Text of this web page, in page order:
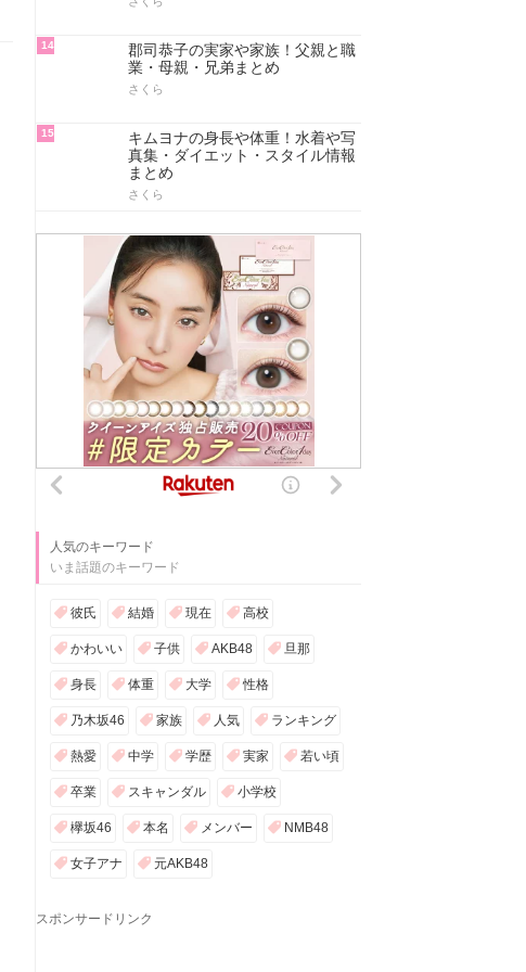
14
郡司恭子の実家や家族！父親と職
業・母親・兄弟まとめ
さくら
15
キムヨナの身長や体重！水着や写
真集・ダイエット・スタイル情報
まとめ
さくら
人気のキーワード
いま話題のキーワード
彼氏 結婚 現在 高校
かわいい 子供 AKB48 旦那
身長 体重 大学 性格
乃木坂46 家族 人気 ランキング
熱愛 中学 学歴 実家 若い頃
卒業 スキャンダル 小学校
欅坂46 本名 メンバー NMB48
女子アナ 元AKB48
スポンサードリンク